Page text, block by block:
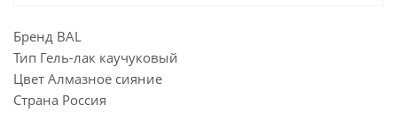
Бренд BAL
Тип Гель-лак каучуковый
Цвет Алмазное сияние
Страна Россия